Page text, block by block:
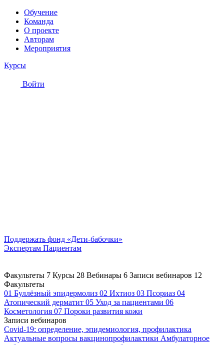
Обучение
Команда
О проекте
Авторам
Мероприятия
Курсы
Войти
Поддержать фонд «Дети-бабочки»
Экспертам Пациентам
Факультеты 7 Курсы 28 Вебинары 6 Записи вебинаров 12
Факультеты
01 Буллёзный эпидермолиз 02 Ихтиоз 03 Псориаз 04
Атопический дерматит 05 Уход за пациентами 06
Косметология 07 Пороки развития кожи
Записи вебинаров
Covid-19: определение, эпидемиология, профилактика
Актуальные вопросы вакцинопрофилактики Амбулаторное